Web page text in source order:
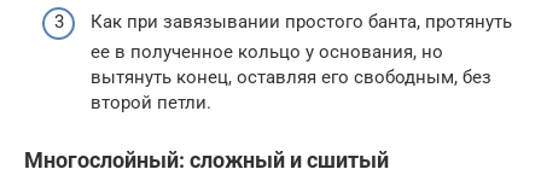
Как при завязывании простого банта, протянуть
ее в полученное кольцо у основания, но
вытянуть конец, оставляя его свободным, без
второй петли.
Многослойный: сложный и сшитый